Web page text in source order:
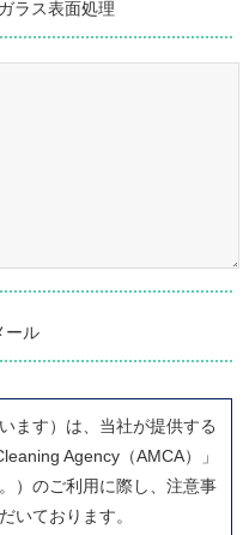
ラス表面処理
ール
ます）は、当社が提供する
Agency（AMCA）」
）のご利用に際し、注意事
いております。